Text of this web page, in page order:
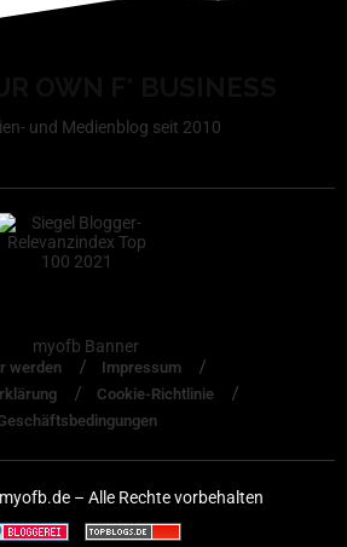
und Medienblog seit 2010
werden
Impressum
Cookie-Richtlinie
– Alle Rechte vorbehalten